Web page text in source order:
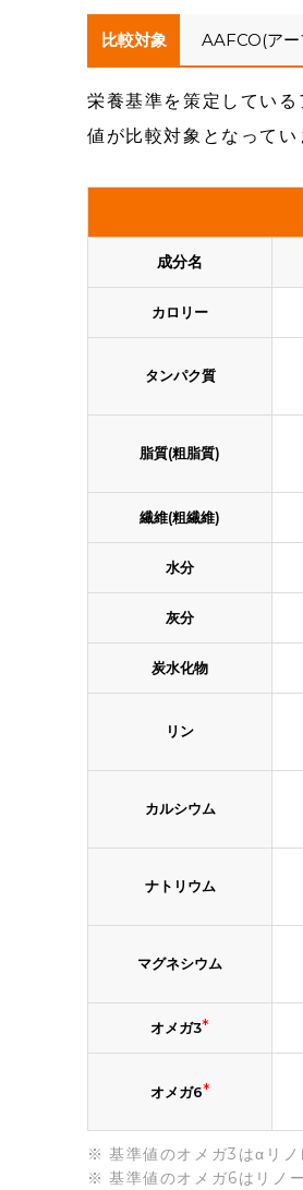
比較対象 AAFCO(アー
栄養基準を策定してい
値が比較対象となってい
成分名
カロリー
タンパク質
脂質(粗脂質)
繊維(粗繊維)
水分
灰分
炭水化物
リン
カルシウム
ナトリウム
マグネシウム
オメガ3*
オメガ6*
基準値のオメガ3はαリ
基準値のオメガ6はリノ